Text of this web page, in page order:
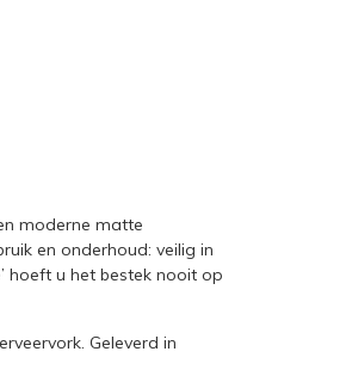
moderne matte
en onderhoud: veilig in
hoeft u het bestek nooit op
Geleverd in